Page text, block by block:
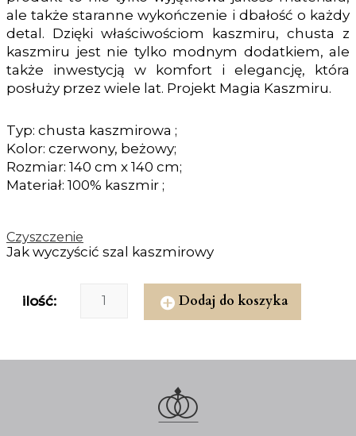
ale także staranne wykończenie i dbałość o każdy
detal. Dzięki właściwościom kaszmiru, chusta z
kaszmiru jest nie tylko modnym dodatkiem, ale
także inwestycją w komfort i elegancję, która
posłuży przez wiele lat. Projekt Magia Kaszmiru.
Typ: chusta kaszmirowa ;
Kolor: czerwony, beżowy;
Rozmiar: 140 cm x 140 cm;
Materiał: 100% kaszmir ;
Czyszczenie
Jak wyczyścić szal kaszmirowy
ilość: Dodaj do koszyka